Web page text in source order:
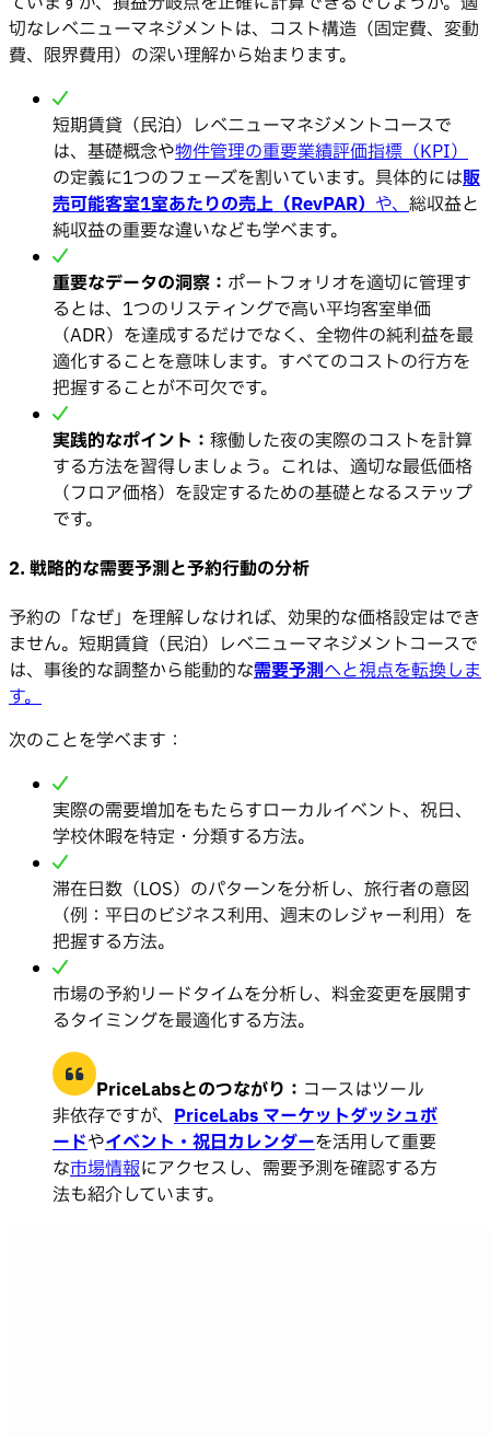
切なレベニューマネジメントは、コスト構造（固定費、変動
費、限界費用）の深い理解から始まります。
短期賃貸（民泊）レベニューマネジメントコースで
は、基礎概念や物件管理の重要業績評価指標（KPI）
の定義に1つのフェーズを割いています。具体的には販
売可能客室1室あたりの売上（RevPAR） や、 総収益と
純収益の重要な違いなども学べます。
重要なデータの洞察： ポートフォリオを適切に管理す
るとは、1つのリスティングで高い平均客室単価
（ADR）を達成するだけでなく、全物件の純利益を最
適化することを意味します。すべてのコストの行方を
把握することが不可欠です。
実践的なポイント： 稼働した夜の実際のコストを計算
する方法を習得しましょう。これは、適切な最低価格
（フロア価格）を設定するための基礎となるステップ
です。
2. 戦略的な需要予測と予約行動の分析
予約の「なぜ」を理解しなければ、効果的な価格設定はでき
ません。短期賃貸（民泊）レベニューマネジメントコースで
は、事後的な調整から能動的な需要予測へと視点を転換しま
す。
次のことを学べます：
実際の需要増加をもたらすローカルイベント、祝日、
学校休暇を特定・分類する方法。
滞在日数（LOS）のパターンを分析し、旅行者の意図
（例：平日のビジネス利用、週末のレジャー利用）を
把握する方法。
市場の予約リードタイムを分析し、料金変更を展開す
るタイミングを最適化する方法。
PriceLabsとのつながり： コースはツール
非依存ですが、 PriceLabs マーケットダッシュボ
ードやイベント・祝日カレンダーを活用して重要
な市場情報にアクセスし、需要予測を確認する方
法も紹介しています。